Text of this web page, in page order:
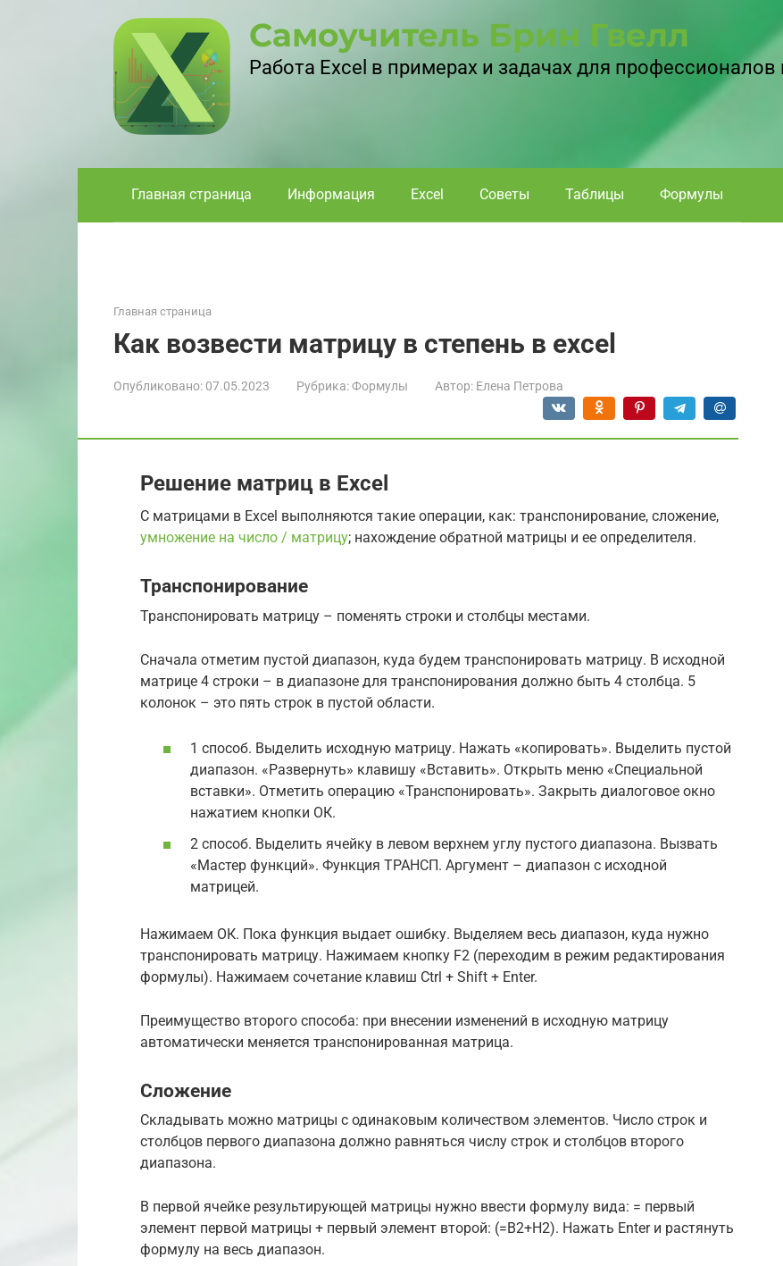
Самоучитель Брин Гвелл
Работа Excel в примерах и задачах для профессионалов
Главная страница Информация Excel Советы Таблицы Формулы
Главная страница
Как возвести матрицу в степень в excel
Опубликовано: 07.05.2023 Рубрика:Формулы Автор: Елена Петрова
Решение матриц в Excel
С матрицами в Excel выполняются такие операции, как: транспонирование, сложение,
умножение на число / матрицу; нахождение обратной матрицы и ее определителя.
Транспонирование
Транспонировать матрицу – поменять строки и столбцы местами.
Сначала отметим пустой диапазон, куда будем транспонировать матрицу. В исходной
матрице 4 строки – в диапазоне для транспонирования должно быть 4 столбца. 5
колонок – это пять строк в пустой области.
1 способ. Выделить исходную матрицу. Нажать «копировать». Выделить пустой
диапазон. «Развернуть» клавишу «Вставить». Открыть меню «Специальной
вставки». Отметить операцию «Транспонировать». Закрыть диалоговое окно
нажатием кнопки ОК.
2 способ. Выделить ячейку в левом верхнем углу пустого диапазона. Вызвать
«Мастер функций». Функция ТРАНСП. Аргумент – диапазон с исходной
матрицей.
Нажимаем ОК. Пока функция выдает ошибку. Выделяем весь диапазон, куда нужно
транспонировать матрицу. Нажимаем кнопку F2 (переходим в режим редактирования
формулы). Нажимаем сочетание клавиш Ctrl + Shift + Enter.
Преимущество второго способа: при внесении изменений в исходную матрицу
автоматически меняется транспонированная матрица.
Сложение
Складывать можно матрицы с одинаковым количеством элементов. Число строк и
столбцов первого диапазона должно равняться числу строк и столбцов второго
диапазона.
В первой ячейке результирующей матрицы нужно ввести формулу вида: = первый
элемент первой матрицы + первый элемент второй: (=B2+H2). Нажать Enter и растянуть
формулу на весь диапазон.